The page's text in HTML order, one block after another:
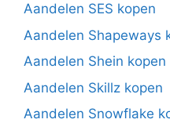
Aandelen SES kopen
Aandelen Shapeways
Aandelen Shein kopen
Aandelen Skillz kopen
Aandelen Snowflake